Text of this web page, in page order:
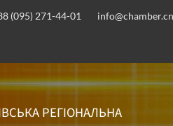
(095) 271-44-01
РЕГІОНАЛЬНА